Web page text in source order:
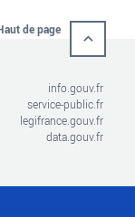
de page
info.gouv.fr
service-public.fr
legifrance.gouv.fr
data.gouv.fr